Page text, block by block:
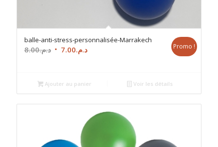
balle-anti-stress-personnalisée-Marrakech
د.م.8.00
Le
était :
د.م.8.00.
د.م.7.00
Le
est :
د.م.7.00.
Promo !
Ajouter au panier Voir les détails